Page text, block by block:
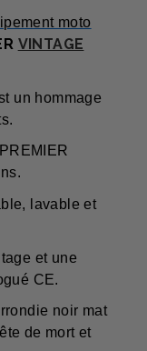
moto
VINTAGE
un hommage
lavable et
et une
CE.
noir mat
de mort et